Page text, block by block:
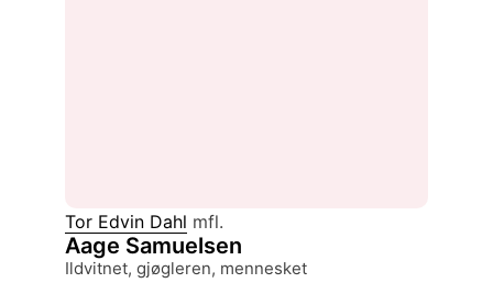
Tor Edvin Dahl mfl.
Aage Samuelsen
ildvitnet, gjøgleren, mennesket